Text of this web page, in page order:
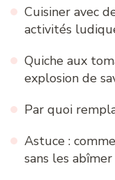
Cuisiner avec
activités
Quiche aux
explosion de
Par quoi
Astuce :
sans les abîmer